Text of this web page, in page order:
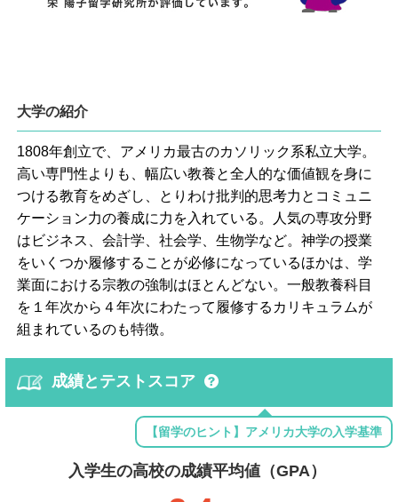
大学の紹介
1808年創立で、アメリカ最古のカソリック系私立大学。
高い専門性よりも、幅広い教養と全人的な価値観を身に
つける教育をめざし、とりわけ批判的思考力とコミュニ
ケーション力の養成に力を入れている。人気の専攻分野
はビジネス、会計学、社会学、生物学など。神学の授業
をいくつか履修することが必修になっているほかは、学
業面における宗教の強制はほとんどない。一般教養科目
を１年次から４年次にわたって履修するカリキュラムが
組まれているのも特徴。
成績とテストスコア
【留学のヒント】アメリカ大学の入学基準
入学生の高校の成績平均値（GPA）